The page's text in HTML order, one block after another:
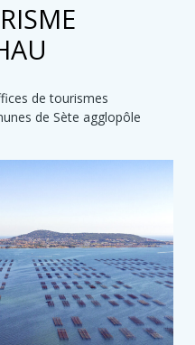
de tourismes
de Sète agglopôle